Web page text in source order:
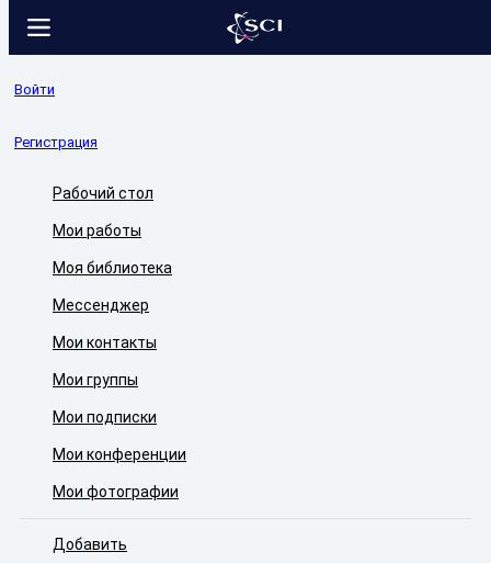
Войти
Регистрация
Рабочий стол
Мои работы
Моя библиотека
Мессенджер
Мои контакты
Мои группы
Мои подписки
Мои конференции
Мои фотографии
Добавить